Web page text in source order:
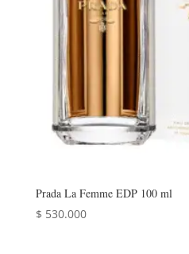
Prada La Femme EDP 100 ml
$ 530.000